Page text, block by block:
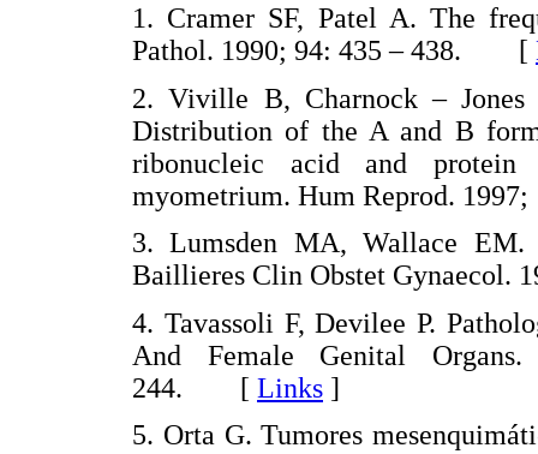
1. Cramer SF, Patel A. The
Pathol. 1990; 94: 435 – 438. [
2. Viville B, Charnock –
Distribution of the A and B
ribonucleic acid and protein
myometrium. Hum Reprod.
3. Lumsden MA, Wallace
Baillieres Clin Obstet
4. Tavassoli F, Devilee P.
And Female Genital
244. [ Links ]
5. Orta G. Tumores